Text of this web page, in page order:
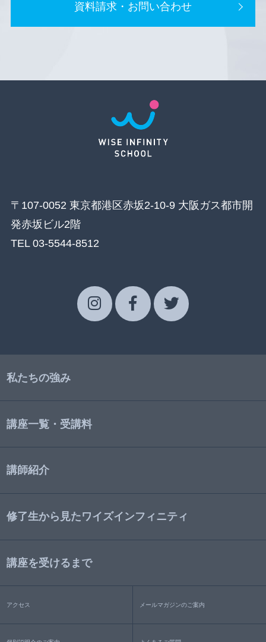
資料請求・お問い合わせ
〒107-0052 東京都港区赤坂2-10-9 大阪ガス都市開
発赤坂ビル2階
TEL 03-5544-8512
私たちの強み
講座一覧・受講料
講師紹介
修了生から見たワイズインフィニティ
講座を受けるまで
アクセス メールマガジンのご案内